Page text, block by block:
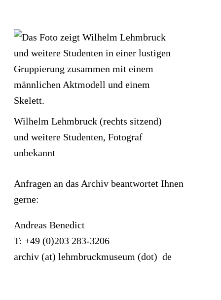
Wilhelm Lehmbruck (rechts sitzend)
und weitere Studenten, Fotograf
unbekannt
Anfragen an das Archiv beantwortet Ihnen
gerne:
Andreas Benedict
T: +49 (0)203 283-3206
archiv (at) lehmbruckmuseum (dot) de